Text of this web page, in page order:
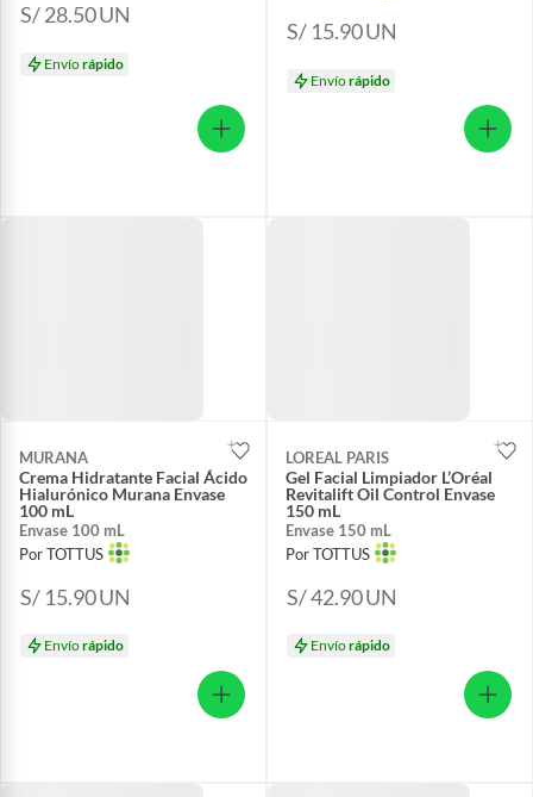
S/ 28.50UN
Envíorápido
S/ 15.90UN
Envíorápido
MURANA
Crema Hidratante Facial Ácido
Hialurónico Murana Envase
100 mL
Envase 100 mL
Por TOTTUS
S/ 15.90UN
Envíorápido
LOREAL PARIS
Gel Facial Limpiador L’Oréal
Revitalift Oil Control Envase
150 mL
Envase 150 mL
Por TOTTUS
S/ 42.90UN
Envíorápido